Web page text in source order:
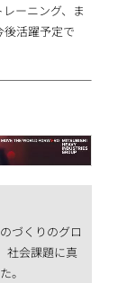
ーニング、ま
活躍予定で
づくりのグロ
社会課題に真
。